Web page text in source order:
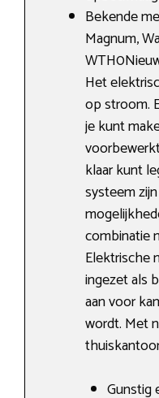
Bekende
Magnum,
Het
op stroom.
je kunt
klaar kunt
systeem
combinatie
Elektrische
ingezet als
aan voor
wordt. Met
Gunstig